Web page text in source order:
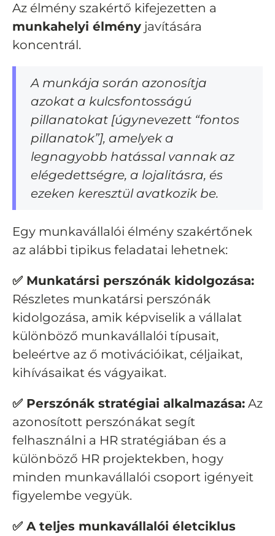
Az élmény szakértő kifejezetten a
munkahelyi élmény javítására
koncentrál.
A munkája során azonosítja
azokat a kulcsfontosságú
pillanatokat [úgynevezett “fontos
pillanatok”], amelyek a
legnagyobb hatással vannak az
elégedettségre, a lojalitásra, és
ezeken keresztül avatkozik be.
Egy munkavállalói élmény szakértőnek
az alábbi tipikus feladatai lehetnek:
✅ Munkatársi perszónák kidolgozása:
Részletes munkatársi perszónák
kidolgozása, amik képviselik a vállalat
különböző munkavállalói típusait,
beleértve az ő motivációikat, céljaikat,
kihívásaikat és vágyaikat.
✅ Perszónák stratégiai alkalmazása: Az
azonosított perszónákat segít
felhasználni a HR stratégiában és a
különböző HR projektekben, hogy
minden munkavállalói csoport igényeit
figyelembe vegyük.
✅ A teljes munkavállalói életciklus